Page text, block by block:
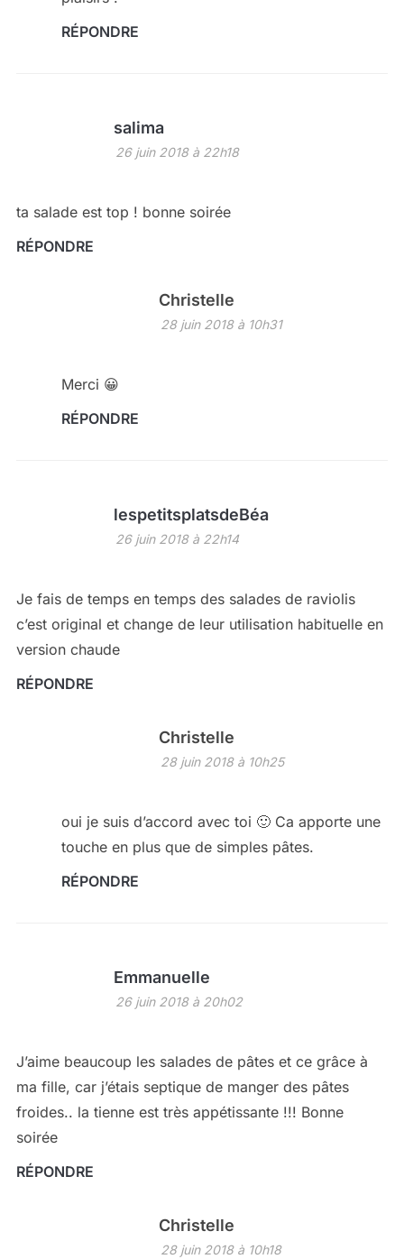
RÉPONDRE
salima
26 juin 2018 à 22h18
ta salade est top ! bonne soirée
RÉPONDRE
Christelle
28 juin 2018 à 10h31
Merci 😀
RÉPONDRE
lespetitsplatsdeBéa
26 juin 2018 à 22h14
Je fais de temps en temps des salades de raviolis
c’est original et change de leur utilisation habituelle en
version chaude
RÉPONDRE
Christelle
28 juin 2018 à 10h25
oui je suis d’accord avec toi 🙂 Ca apporte une
touche en plus que de simples pâtes.
RÉPONDRE
Emmanuelle
26 juin 2018 à 20h02
J’aime beaucoup les salades de pâtes et ce grâce à
ma fille, car j’étais septique de manger des pâtes
froides.. la tienne est très appétissante !!! Bonne
soirée
RÉPONDRE
Christelle
28 juin 2018 à 10h18